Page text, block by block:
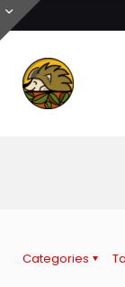
Categories